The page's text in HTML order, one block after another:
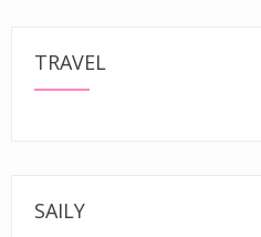
TRAVEL
SAILY